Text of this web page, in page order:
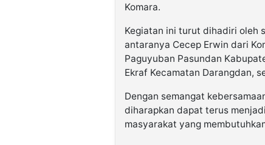
Komara.
Kegiatan ini turut dihadiri oleh
antaranya Cecep Erwin dari
Paguyuban Pasundan
Ekraf Kecamatan Darangdan,
Dengan semangat
diharapkan dapat terus
masyarakat yang